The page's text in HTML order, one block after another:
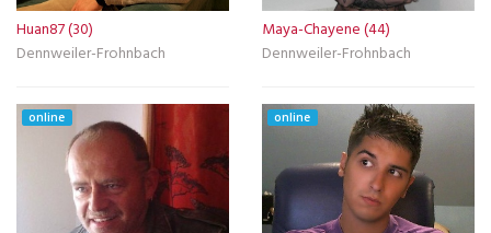
Huan87 (30)
Dennweiler-Frohnbach
Maya-Chayene (44)
Dennweiler-Frohnbach
online online